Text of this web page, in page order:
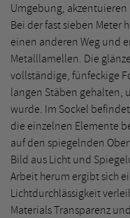
Umgebung, akzentuieren
Bei der fast sieben Meter
einen anderen Weg und
Metalllamellen. Die
vollständige, fünfeckige
langen Stäben gehalten,
wurde. Im Sockel
die einzelnen Elemente
auf den spiegelnden
Bild aus Licht und
Arbeit herum ergibt sich
Lichtdurchlässigkeit
Materials Transparenz